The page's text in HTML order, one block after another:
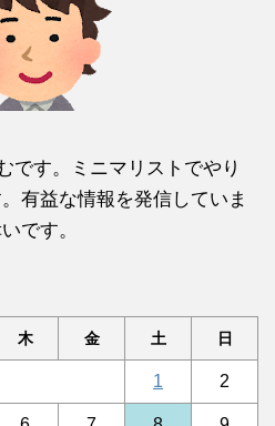
です。ミニマリストでやり
有益な情報を発信していま
です。
木 金 土 日
1 2